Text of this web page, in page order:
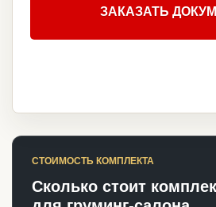
ЗАКАЗАТЬ
СТОИМОСТЬ КОМПЛЕКТА
Сколько стоит